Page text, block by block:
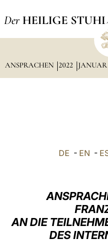
Der HEILIGE STUHL
ANSPRACHEN 2022 JANUAR
DE - EN -
AN DIE
DES